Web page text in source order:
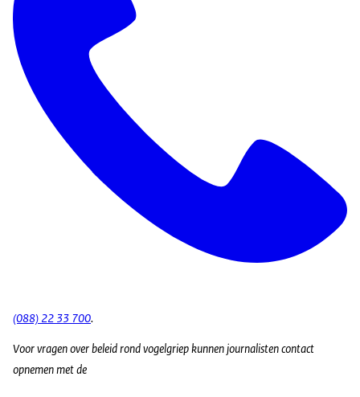
(088) 22 33 700.
Voor vragen over beleid rond vogelgriep kunnen journalisten contact
opnemen met de